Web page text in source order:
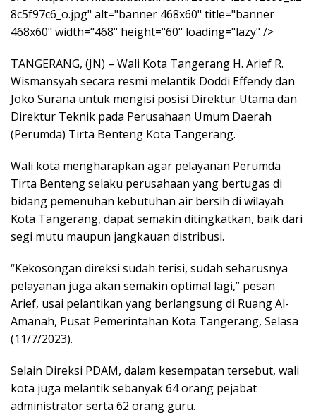
8c5f97c6_o.jpg" alt="banner 468x60" title="banner
468x60" width="468" height="60" loading="lazy" />
TANGERANG, (JN) – Wali Kota Tangerang H. Arief R.
Wismansyah secara resmi melantik Doddi Effendy dan
Joko Surana untuk mengisi posisi Direktur Utama dan
Direktur Teknik pada Perusahaan Umum Daerah
(Perumda) Tirta Benteng Kota Tangerang.
Wali kota mengharapkan agar pelayanan Perumda
Tirta Benteng selaku perusahaan yang bertugas di
bidang pemenuhan kebutuhan air bersih di wilayah
Kota Tangerang, dapat semakin ditingkatkan, baik dari
segi mutu maupun jangkauan distribusi.
“Kekosongan direksi sudah terisi, sudah seharusnya
pelayanan juga akan semakin optimal lagi,” pesan
Arief, usai pelantikan yang berlangsung di Ruang Al-
Amanah, Pusat Pemerintahan Kota Tangerang, Selasa
(11/7/2023).
Selain Direksi PDAM, dalam kesempatan tersebut, wali
kota juga melantik sebanyak 64 orang pejabat
administrator serta 62 orang guru.